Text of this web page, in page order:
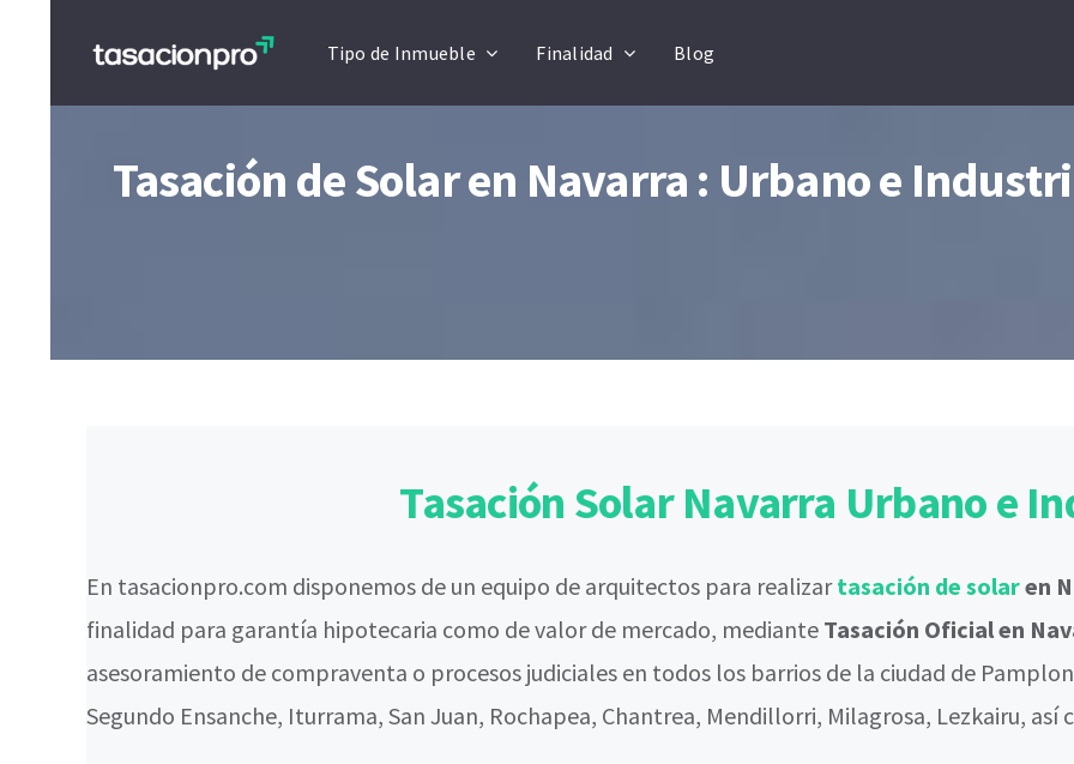
Tipo de Inmueble Finalidad Blog
Tasación de Solar en Navarra : Urbano e
Tasación Solar Navarra Urbano e
En tasacionpro.com disponemos de un equipo de arquitectos para realizartasación de solaren
finalidad para garantía hipotecaria como de valor de mercado, mediante Tasación Oficial en
asesoramiento de compraventa o procesos judiciales en todos los barrios de la ciudad de
Segundo Ensanche, Iturrama, San Juan, Rochapea, Chantrea, Mendillorri, Milagrosa, Lezkairu,